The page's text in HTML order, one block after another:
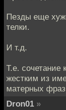
Пезды еще
телки.
И т.д.
Т.е. сочетание
жестким из
матерных
Dron01 »